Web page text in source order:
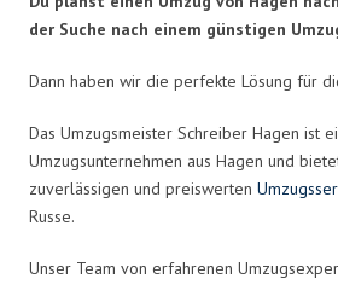
der Suche nach einem günstigen
Dann haben wir die perfekte Lösung für
Das Umzugsmeister Schreiber Hagen ist
Umzugsunternehmen aus Hagen und
zuverlässigen und preiswerten
Russe.
Unser Team von erfahrenen